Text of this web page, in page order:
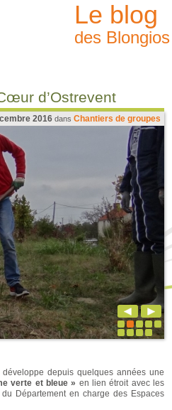
Le blog
des Blongios
d’Ostrevent
2016 dans Chantiers de groupes
depuis quelques années une
verte et bleue » en lien étroit avec les
Département en charge des Espaces